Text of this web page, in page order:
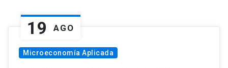
19 AGO
Microeconomía Aplicada